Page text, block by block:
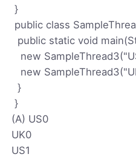
}
public class
public static void
new
new
}
}
(A) US0
UK0
US1